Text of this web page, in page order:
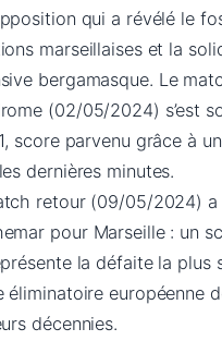
qui a révélé le
marseillaises et la
bergamasque. Le
(02/05/2024) s’est
score parvenu grâce à
dernières minutes.
retour (09/05/2024) a
pour Marseille : un
la défaite la plus
éliminatoire européenne
décennies.